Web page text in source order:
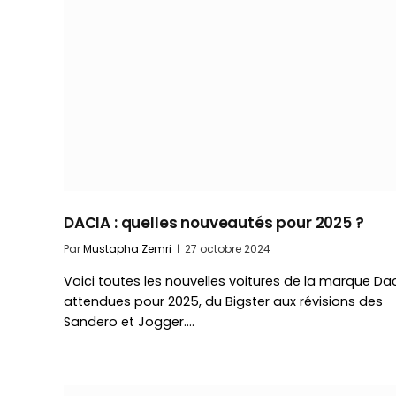
DACIA : quelles nouveautés pour 2025 ?
ParMustapha Zemri 27 octobre 2024
Voici toutes les nouvelles voitures de la marque
attendues pour 2025, du Bigster aux révisions des
Sandero et Jogger.…